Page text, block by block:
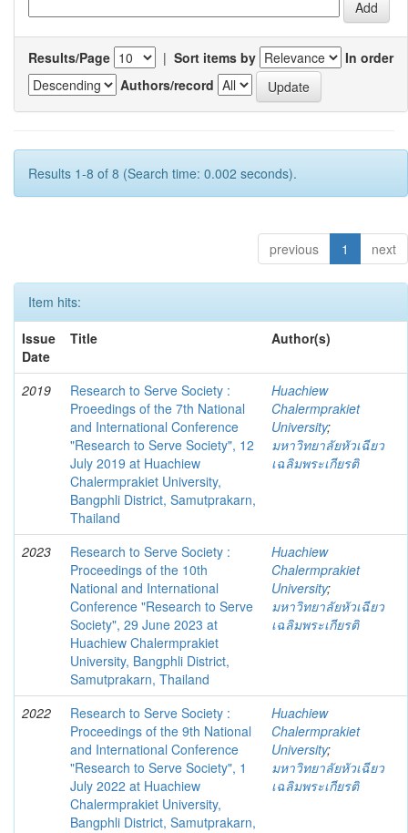
Results/Page | Sort items by
In order
Authors/record
Results 1-8 of 8 (Search time: 0.002 seconds).
previous 1 next
Item hits:
Issue
Date
Title Author(s)
2019
Research to Serve Society :
Proeedings of the 7th National
and International Conference
"Research to Serve Society", 12
July 2019 at Huachiew
Chalermprakiet University,
Bangphli District, Samutprakarn,
Thailand
Huachiew
Chalermprakiet
University;
มหาวิทยาลัยหัวเฉียว
เฉลิมพระเกียรติ
2023
Research to Serve Society :
Proceedings of the 10th
National and International
Conference "Research to Serve
Society", 29 June 2023 at
Huachiew Chalermprakiet
University, Bangphli District,
Samutprakarn, Thailand
Huachiew
Chalermprakiet
University;
มหาวิทยาลัยหัวเฉียว
เฉลิมพระเกียรติ
2022
Research to Serve Society :
Proceedings of the 9th National
and International Conference
"Research to Serve Society", 1
July 2022 at Huachiew
Chalermprakiet University,
Bangphli District, Samutprakarn,
Huachiew
Chalermprakiet
University;
มหาวิทยาลัยหัวเฉียว
เฉลิมพระเกียรติ